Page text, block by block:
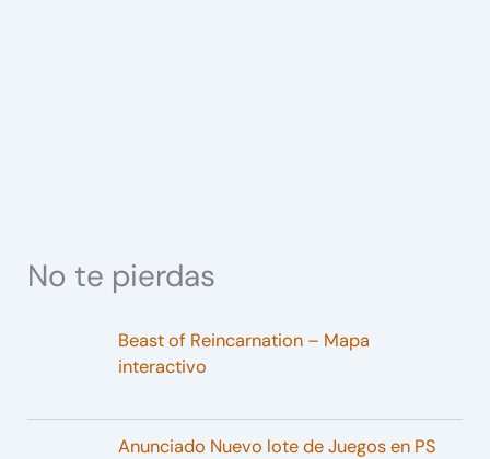
No te pierdas
Beast of Reincarnation – Mapa
interactivo
Anunciado Nuevo lote de Juegos en PS